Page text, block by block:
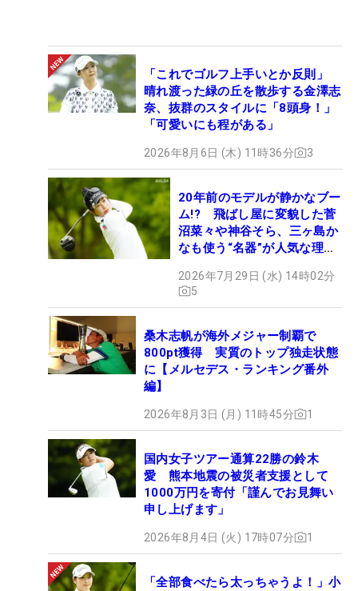
「これでゴルフ上手いとか反則」
晴れ渡った緑の丘を散歩する金澤志
奈、抜群のスタイルに「8頭身！」
「可愛いにも程がある」
2026年8月6日 (木) 11時36分 3
20年前のモデルが静かなブー
ム!? 飛ばし屋に変貌した菅
沼菜々や神谷そら、三ヶ島か
なも使う“名器”が人気な理由
ギア”】
2026年7月29日 (水) 14時02分
5
桑木志帆が海外メジャー制覇で
800pt獲得 実質のトップ独走状態
に【メルセデス・ランキング番外
編】
2026年8月3日 (月) 11時45分 1
国内女子ツアー通算22勝の鈴木
愛 熊本地震の被災者支援として
1000万円を寄付「謹んでお見舞い
申し上げます」
2026年8月4日 (火) 17時07分 1
「全部食べたら太っちゃうよ！」小